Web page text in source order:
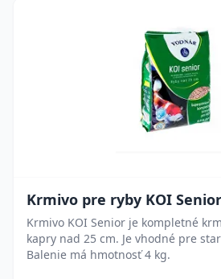
Krmivo pre ryby KOI
Krmivo KOI Senior je kompletné
kapry nad 25 cm. Je vhodné pre
Balenie má hmotnosť 4 kg.